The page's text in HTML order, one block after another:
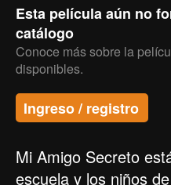
Esta película aún no
catálogo
Conoce más sobre la
disponibles.
Ingreso / registro
Mi Amigo Secreto
escuela y los niños